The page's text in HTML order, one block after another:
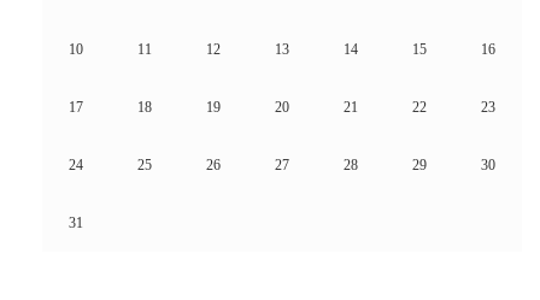
10 11 12 13 14 15 16
17 18 19 20 21 22 23
24 25 26 27 28 29 30
31